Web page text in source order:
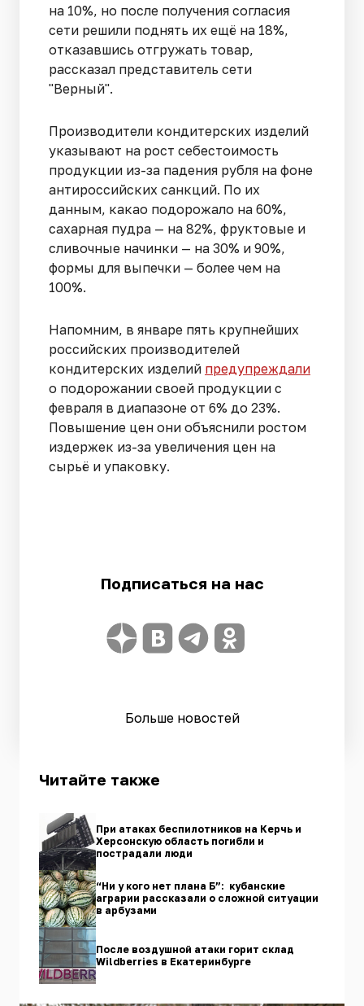
на 10%, но после получения согласия
сети решили поднять их ещё на 18%,
отказавшись отгружать товар,
рассказал представитель сети
"Верный".
Производители кондитерских изделий
указывают на рост себестоимость
продукции из-за падения рубля на фоне
антироссийских санкций. По их
данным, какао подорожало на 60%,
сахарная пудра — на 82%, фруктовые и
сливочные начинки — на 30% и 90%,
формы для выпечки — более чем на
100%.
Напомним, в январе пять крупнейших
российских производителей
кондитерских изделий предупреждали
о подорожании своей продукции с
февраля в диапазоне от 6% до 23%.
Повышение цен они объяснили ростом
издержек из-за увеличения цен на
сырьё и упаковку.
Подписаться на нас
Больше новостей
Читайте также
При атаках беспилотников на Керчь и
Херсонскую область погибли и
пострадали люди
“Ни у кого нет плана Б”: кубанские
аграрии рассказали о сложной ситуации
в арбузами
После воздушной атаки горит склад
Wildberries в Екатеринбурге